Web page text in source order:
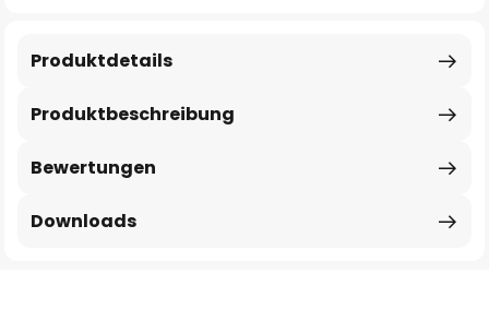
Produktbeschreibung
Produktdetails
Bewertungen
Downloads